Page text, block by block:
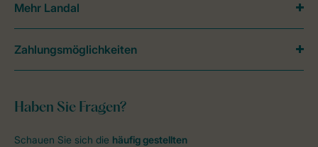
Haben Sie Fragen?
Schauen Sie sich die häufig gestellten
Mehr Landal
Zahlungsmöglichkeiten